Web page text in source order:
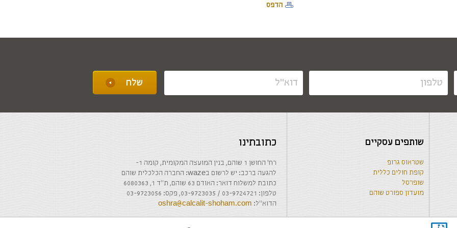
הדפס
שותפים עסקיים
שטראוס גרופ
קופת חולים כללית
שופרסל
מועדון ספורט שוהם
כתובתינו
רח' החושן 1 שוהם, בנין המועצה המקומית, קומה 1-
להגעה ברכב: יש לרשום בwaze: החברה הכלכלית שוהם
כתובת למשלוח דואר: האודם 63 שוהם, ת"ד 1, 6080363
טלפון: 03-9724721 / 03-9723035, פקס: 03-9723056
הדוא"ל: oshra@calcalit-shoham.com